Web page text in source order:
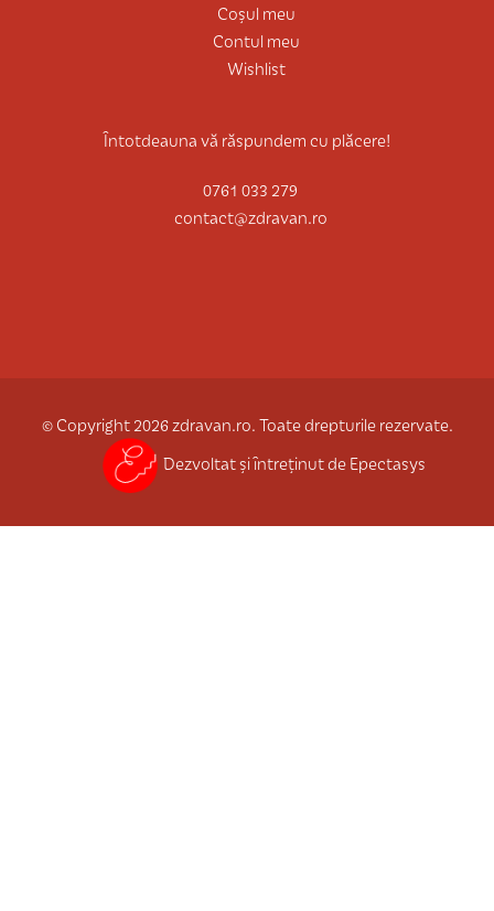
Coșul meu
Contul meu
Wishlist
Întotdeauna vă răspundem cu plăcere!
0761 033 279
contact@zdravan.ro
© Copyright 2026 zdravan.ro. Toate drepturile rezervate.
Dezvoltat și întreținut de Epectasys